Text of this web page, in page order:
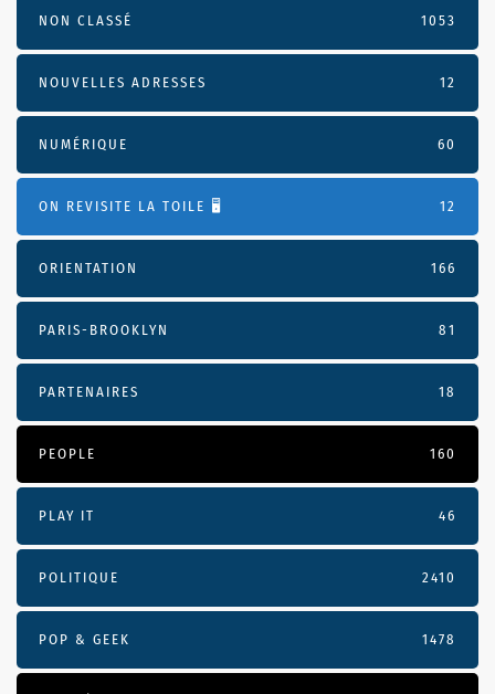
NON CLASSÉ 1053
NOUVELLES ADRESSES 12
NUMÉRIQUE 60
ON REVISITE LA TOILE 🖥️ 12
ORIENTATION 166
PARIS-BROOKLYN 81
PARTENAIRES 18
PEOPLE 160
PLAY IT 46
POLITIQUE 2410
POP & GEEK 1478